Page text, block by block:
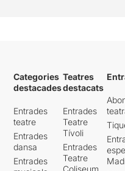
Categories
destacades
Entrades
teatre
Entrades
dansa
Entrades
Teatres
destacats
Entrades
Teatre
Tívoli
Entrades
Teatre
Coliseum